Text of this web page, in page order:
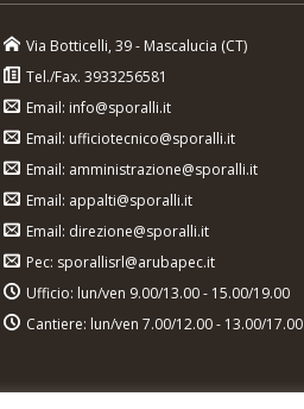
Via Botticelli, 39 - Mascalucia (CT)
Tel./Fax. 3933256581
Email: info@sporalli.it
Email: ufficiotecnico@sporalli.it
Email: amministrazione@sporalli.it
Email: appalti@sporalli.it
Email: direzione@sporalli.it
Pec: sporallisrl@arubapec.it
Ufficio: lun/ven 9.00/13.00 - 15.00/19.00
Cantiere: lun/ven 7.00/12.00 - 13.00/17.00